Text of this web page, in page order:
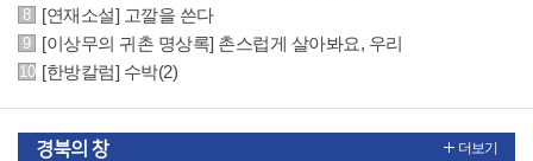
[연재소설] 고깔을 쓴다
[이상무의 귀촌 명상록] 촌스럽게 살아봐요, 우리
[한방칼럼] 수박(2)
경북의 창 더보기